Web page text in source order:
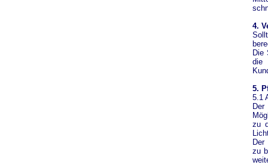
4.
Die
die
5.
5.1
zu
zu